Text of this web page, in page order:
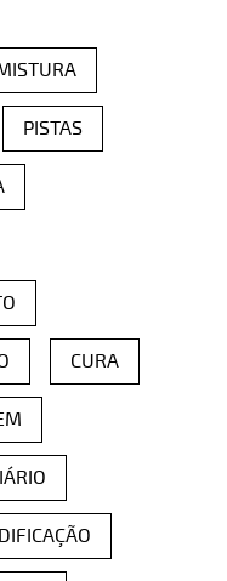
PISTAS
CURA